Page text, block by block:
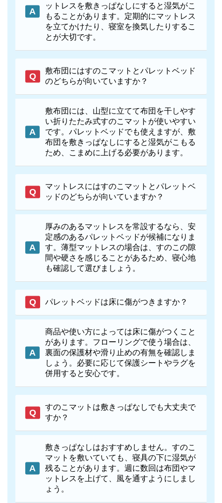
ットレスを敷きっぱなしにすると湿気がこ
もることがあります。定期的にマットレス
を立てかけたり、寝室を換気したりするこ
とが大切です。
敷布団にはすのこマットとパレットベッド
のどちらが向いていますか？
敷布団には、山型に立てて布団を干しやす
い折りたたみ式すのこマットが使いやすい
です。パレットベッドでも使えますが、敷
布団を敷きっぱなしにすると湿気がこもる
ため、こまめに上げる必要があります。
マットレスにはすのこマットとパレットベ
ッドのどちらが向いていますか？
厚みのあるマットレスを常設するなら、安
定感のあるパレットベッドが候補になりま
す。薄型マットレスの場合は、すのこの隙
間や硬さを感じることがあるため、寝心地
も確認して選びましょう。
パレットベッドは床に傷がつきますか？
商品や使い方によっては床に傷がつくこと
があります。フローリングで使う場合は、
裏面の保護材や滑り止めの有無を確認しま
しょう。必要に応じて保護シートやラグを
併用すると安心です。
すのこマットは敷きっぱなしでも大丈夫で
すか？
敷きっぱなしはおすすめしません。すのこ
マットを敷いていても、寝具の下に湿気が
残ることがあります。週に数回は布団やマ
ットレスを上げて、風を通すようにしまし
ょう。